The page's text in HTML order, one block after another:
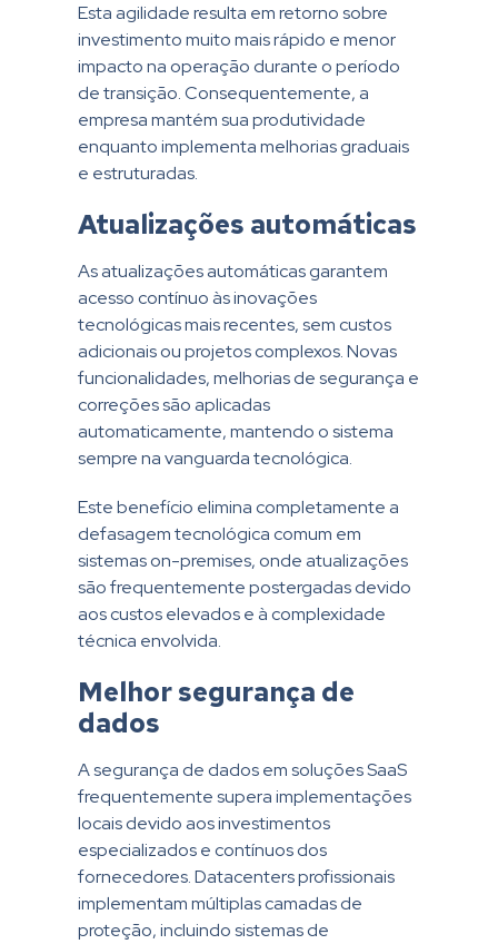
Esta agilidade resulta em retorno sobre
investimento muito mais rápido e menor
impacto na operação durante o período
de transição. Consequentemente, a
empresa mantém sua produtividade
enquanto implementa melhorias graduais
e estruturadas.
Atualizações automáticas
As atualizações automáticas garantem
acesso contínuo às inovações
tecnológicas mais recentes, sem custos
adicionais ou projetos complexos. Novas
funcionalidades, melhorias de segurança e
correções são aplicadas
automaticamente, mantendo o sistema
sempre na vanguarda tecnológica.
Este benefício elimina completamente a
defasagem tecnológica comum em
sistemas on-premises, onde atualizações
são frequentemente postergadas devido
aos custos elevados e à complexidade
técnica envolvida.
Melhor segurança de
dados
A segurança de dados em soluções SaaS
frequentemente supera implementações
locais devido aos investimentos
especializados e contínuos dos
fornecedores. Datacenters profissionais
implementam múltiplas camadas de
proteção, incluindo sistemas de